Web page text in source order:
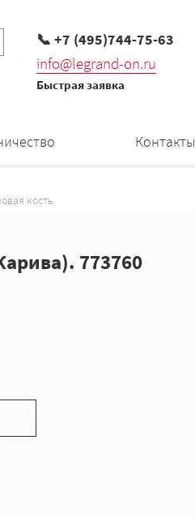
📞 +7 (495)744-75-63
info@legrand-on.ru
Быстрая заявка
Контакты
кость
773760